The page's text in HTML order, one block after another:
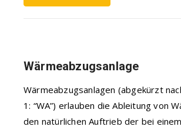
Wärmeabzugsanlage
Wärmeabzugsanlagen (abgekürzt
1: “WA”) erlauben die Ableitung von
den natürlichen Auftrieb der bei